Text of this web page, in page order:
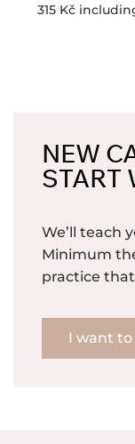
315 Kč
NEW
START
We’ll teach
Minimum
practice
I want